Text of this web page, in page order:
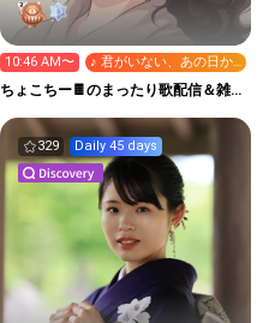
10:46 AM〜
♪ 君がいない、あの日か
ら…
ちょこちー🍫のまったり歌配信＆雑談
329 Daily 45 days